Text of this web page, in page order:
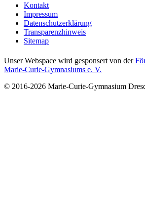
Kontakt
Impressum
Datenschutzerklärung
Transparenzhinweis
Sitemap
Unser Webspace wird gesponsert von der
Marie-Curie-Gymnasiums e. V.
© 2016-2026 Marie-Curie-Gymnasium